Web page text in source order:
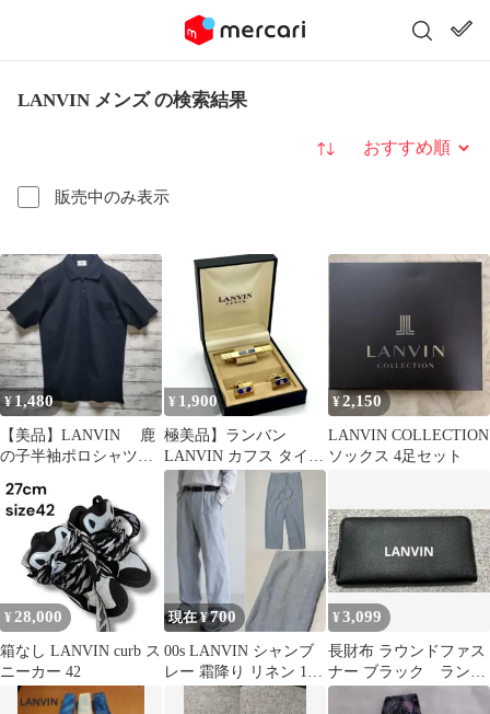
LANVIN メンズ の検索結果
販売中のみ表示
並び替え
¥1,480
【美品】LANVIN 鹿
の子半袖ポロシャツ
¥ 1,900
極美品】ランバン
LANVIN カフス タイピ
ン ネクタイピン 箱付き
こ6
¥2,150
LANVIN COLLECTION
ソックス 4足セット
¥ 28,000
箱なし LANVIN curb ス
ニーカー 42
現在 ¥700
00s LANVIN シャンブ
レー 霜降り リネン 1タ
ック スラックス
¥3,099
長財布 ラウンドファス
ナー ブラック ランバ
ン